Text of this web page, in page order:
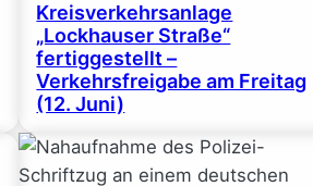
Kreisverkehrsanlage
„Lockhauser Straße“
fertiggestellt –
Verkehrsfreigabe am Freitag
(12. Juni)